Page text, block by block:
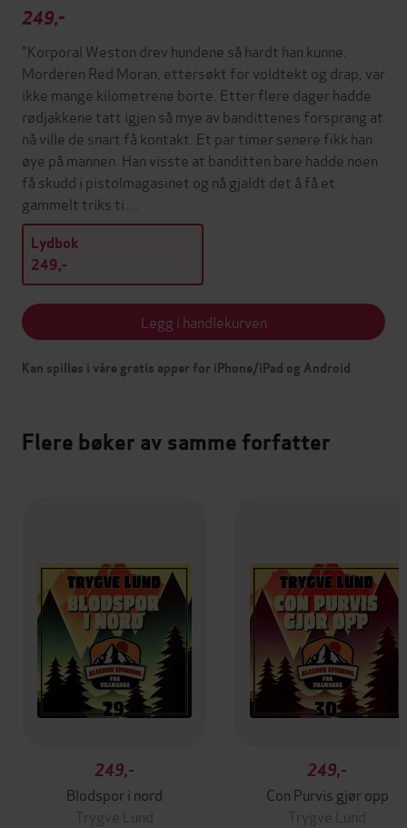
249,-
"Korporal Weston drev hundene så hardt han kunne.
Morderen Red Moran, ettersøkt for voldtekt og drap, var
ikke mange kilometrene borte. Etter flere dager hadde
rødjakkene tatt igjen så mye av bandittenes forsprang at
nå ville de snart få kontakt. Et par timer senere fikk han
øye på mannen. Han visste at banditten bare hadde noen
få skudd i pistolmagasinet og nå gjaldt det å få et
gammelt triks ti…
Lydbok
249,-
Legg i handlekurven
Kan spilles i våre gratis apper for iPhone/iPad og Android
Flere bøker av samme forfatter
249,-
Blodspor i nord
Trygve Lund
249,-
Con Purvis gjør opp
Trygve Lund